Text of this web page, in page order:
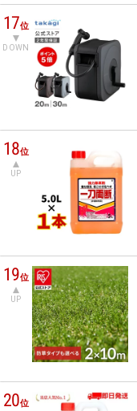
17位
DOWN
18位
UP
19位
UP
20位